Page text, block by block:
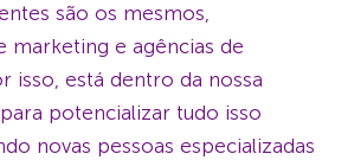
são os mesmos,
marketing e agências de
isso, está dentro da nossa
potencializar tudo isso
novas pessoas especializadas